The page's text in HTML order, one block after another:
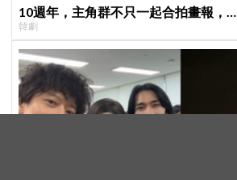
10週年，主角群不只一起合拍畫報，還
錄製特別節目
韓劇